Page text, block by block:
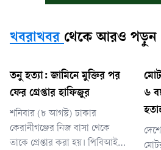
খবরাখবর থেকে আরও পড়ুন
তনু হত্যা: জামিনে মুক্তির পর
ফের গ্রেপ্তার হাফিজুর
শনিবার (৮ আগস্ট) ঢাকার
কেরানীগঞ্জের নিজ বাসা থেকে
তাকে গ্রেপ্তার করা হয়। পিবিআই
৬